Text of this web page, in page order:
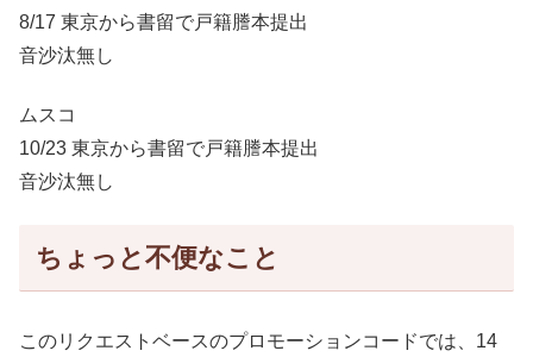
8/17 東京から書留で戸籍謄本提出
音沙汰無し
ムスコ
10/23 東京から書留で戸籍謄本提出
音沙汰無し
ちょっと不便なこと
このリクエストベースのプロモーションコードでは、14